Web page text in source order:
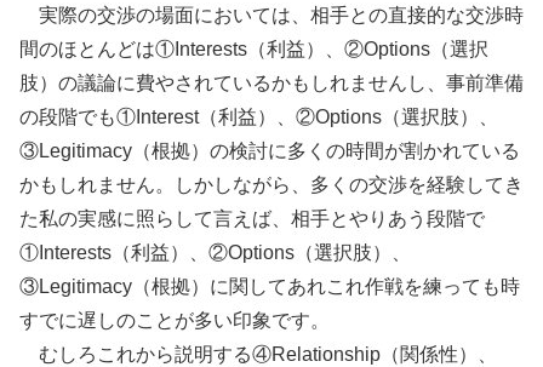
実際の交渉の場面においては、相手との直接的な交渉時
間のほとんどは①Interests（利益）、②Options（選択
肢）の議論に費やされているかもしれませんし、事前準備
の段階でも①Interest（利益）、②Options（選択肢）、
③Legitimacy（根拠）の検討に多くの時間が割かれている
かもしれません。しかしながら、多くの交渉を経験してき
た私の実感に照らして言えば、相手とやりあう段階で
①Interests（利益）、②Options（選択肢）、
③Legitimacy（根拠）に関してあれこれ作戦を練っても時
すでに遅しのことが多い印象です。
むしろこれから説明する④Relationship（関係性）、